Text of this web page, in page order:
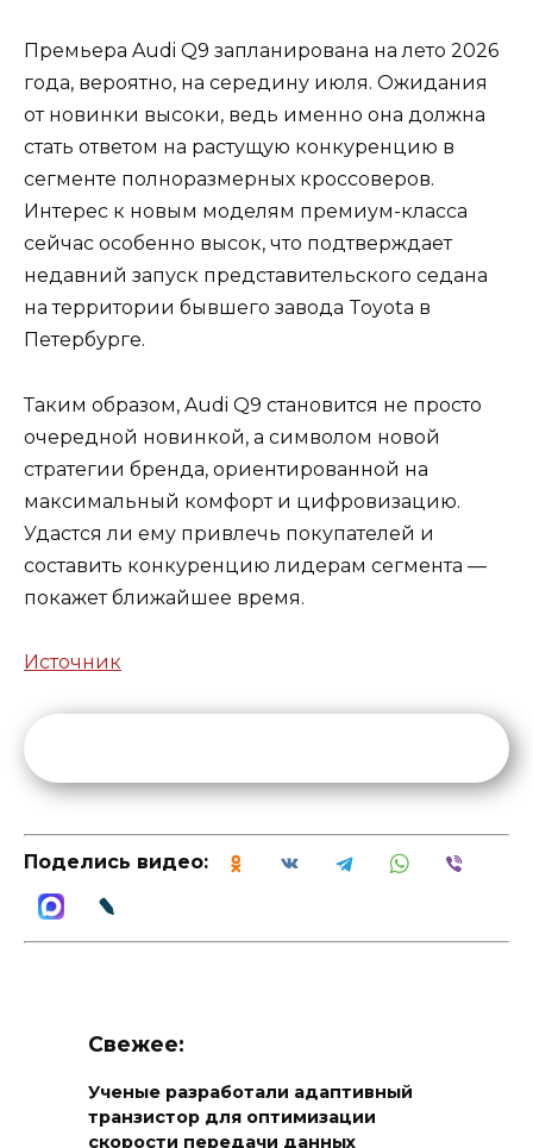
Премьера Audi Q9 запланирована на лето 2026
года, вероятно, на середину июля. Ожидания
от новинки высоки, ведь именно она должна
стать ответом на растущую конкуренцию в
сегменте полноразмерных кроссоверов.
Интерес к новым моделям премиум-класса
сейчас особенно высок, что подтверждает
недавний запуск представительского седана
на территории бывшего завода Toyota в
Петербурге.
Таким образом, Audi Q9 становится не просто
очередной новинкой, а символом новой
стратегии бренда, ориентированной на
максимальный комфорт и цифровизацию.
Удастся ли ему привлечь покупателей и
составить конкуренцию лидерам сегмента —
покажет ближайшее время.
Источник
Поделись видео:
Свежее:
Ученые разработали адаптивный
транзистор для оптимизации
скорости передачи данных